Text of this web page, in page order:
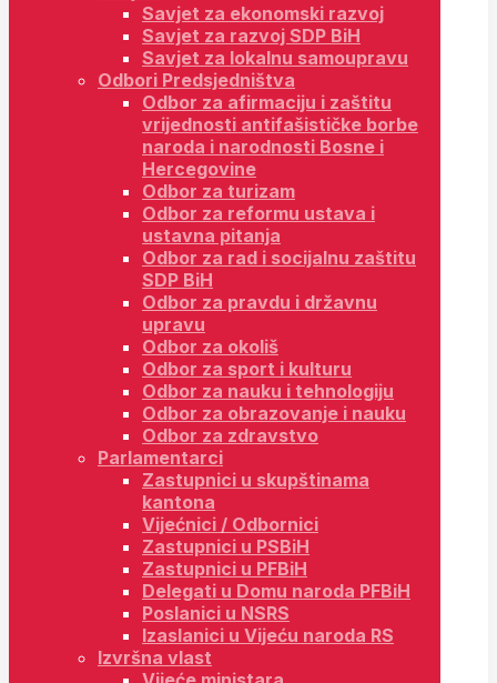
Savjet za ekonomski razvoj
Savjet za razvoj SDP BiH
Savjet za lokalnu samoupravu
Odbori Predsjedništva
Odbor za afirmaciju i zaštitu
vrijednosti antifašističke borbe
naroda i narodnosti Bosne i
Hercegovine
Odbor za turizam
Odbor za reformu ustava i
ustavna pitanja
Odbor za rad i socijalnu zaštitu
SDP BiH
Odbor za pravdu i državnu
upravu
Odbor za okoliš
Odbor za sport i kulturu
Odbor za nauku i tehnologiju
Odbor za obrazovanje i nauku
Odbor za zdravstvo
Parlamentarci
Zastupnici u skupštinama
kantona
Vijećnici / Odbornici
Zastupnici u PSBiH
Zastupnici u PFBiH
Delegati u Domu naroda PFBiH
Poslanici u NSRS
Izaslanici u Vijeću naroda RS
Izvršna vlast